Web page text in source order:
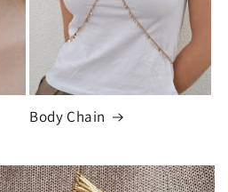
Body Chain